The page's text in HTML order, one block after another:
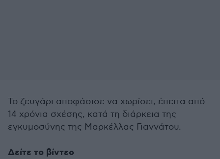
Το ζευγάρι αποφάσισε να χωρίσει, έπειτα από
14 χρόνια σχέσης, κατά τη διάρκεια της
εγκυμοσύνης της Μαρκέλλας Γιαννάτου.
Δείτε το βίντεο